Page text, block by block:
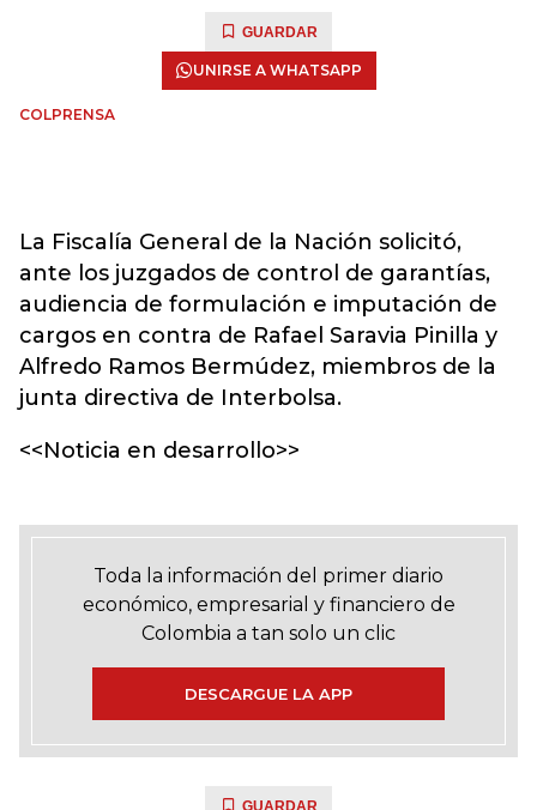
GUARDAR
UNIRSE A WHATSAPP
COLPRENSA
La Fiscalía General de la Nación solicitó,
ante los juzgados de control de garantías,
audiencia de formulación e imputación de
cargos en contra de Rafael Saravia Pinilla y
Alfredo Ramos Bermúdez, miembros de la
junta directiva de Interbolsa.
<<Noticia en desarrollo>>
Toda la información del primer diario
económico, empresarial y financiero de
Colombia a tan solo un clic
DESCARGUE LA APP
GUARDAR